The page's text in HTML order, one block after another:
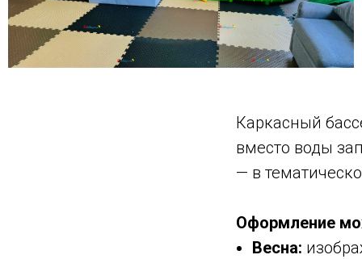
Каркасный
вместо воды
— в
Оформление
Весна: